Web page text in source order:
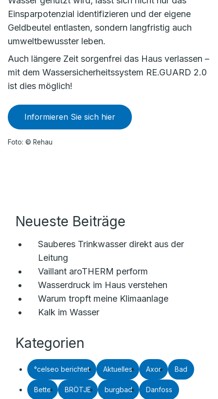
Einsparpotenzial identifizieren und der eigene
Geldbeutel entlasten, sondern langfristig auch
umweltbewusster leben.
Auch längere Zeit sorgenfrei das Haus verlassen –
mit dem Wassersicherheitssystem RE.GUARD 2.0
ist dies möglich!
Informieren Sie sich hier
Foto: © Rehau
Neueste Beiträge
Sauberes Trinkwasser direkt aus der
Leitung
Vaillant aroTHERM perform
Wasserdruck im Haus verstehen
Warum tropft meine Klimaanlage
Kalk im Wasser
Kategorien
°celseo berichtet Aktuelles Axor Bad
Bette BRÖTJE burgbad Danfoss